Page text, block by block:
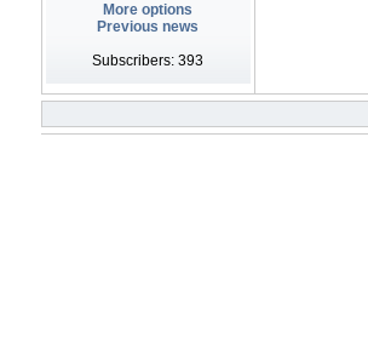
More options
Previous news
Subscribers: 393